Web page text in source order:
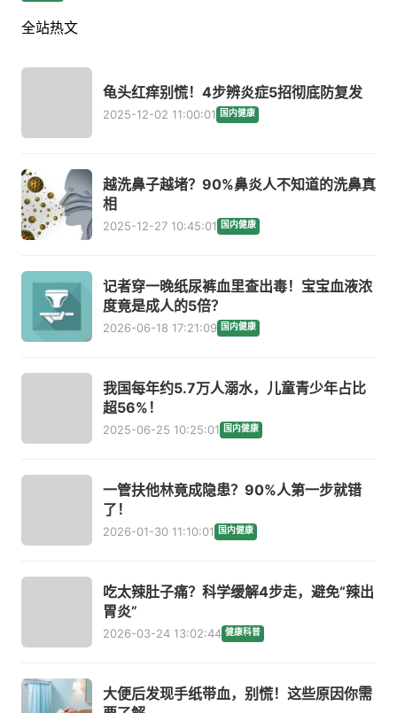
全站热文
龟头红痒别慌！4步辨炎症5招彻底防复发
2025-12-02 11:00:01 国内健康
越洗鼻子越堵？90%鼻炎人不知道的洗鼻真
相
2025-12-27 10:45:01 国内健康
记者穿一晚纸尿裤血里查出毒！宝宝血液浓
度竟是成人的5倍？
2026-06-18 17:21:09 国内健康
我国每年约5.7万人溺水，儿童青少年占比
超56%！
2025-06-25 10:25:01 国内健康
一管扶他林竟成隐患？90%人第一步就错
了！
2026-01-30 11:10:01 国内健康
吃太辣肚子痛？科学缓解4步走，避免“辣出
胃炎”
2026-03-24 13:02:44 健康科普
大便后发现手纸带血，别慌！这些原因你需